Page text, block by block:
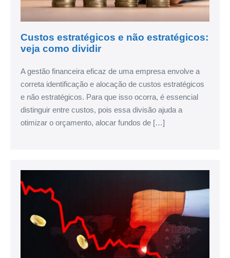
Custos estratégicos e não estratégicos:
veja como dividir
A gestão financeira eficaz de uma empresa envolve a
correta identificação e alocação de custos estratégicos
e não estratégicos. Para que isso ocorra, é essencial
distinguir entre custos, pois essa divisão ajuda a
otimizar o orçamento, alocar fundos de […]